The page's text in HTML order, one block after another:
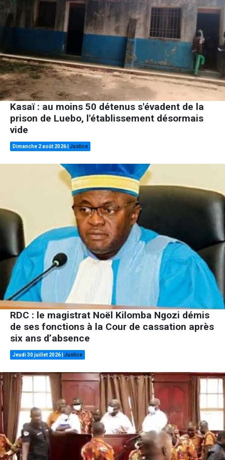
Kasaï : au moins 50 détenus s'évadent de la
prison de Luebo, l'établissement désormais
vide
Dimanche 2 août 2026 Justice
RDC : le magistrat Noël Kilomba Ngozi démis
de ses fonctions à la Cour de cassation après
six ans d’absence
Jeudi 30 juillet 2026 Justice